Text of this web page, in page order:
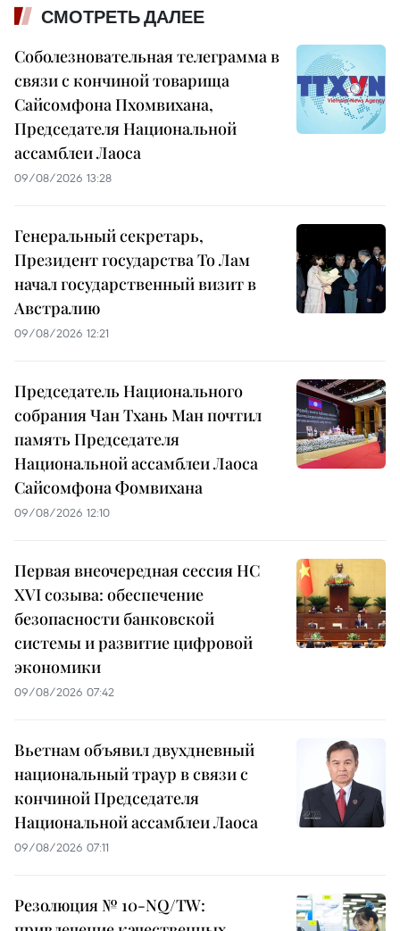
СМОТРЕТЬ ДАЛЕЕ
Соболезновательная телеграмма в
связи с кончиной товарища
Сайсомфона Пхомвихана,
Председателя Национальной
ассамблеи Лаоса
09/08/2026 13:28
Генеральный секретарь,
Президент государства То Лам
начал государственный визит в
Австралию
09/08/2026 12:21
Председатель Национального
собрания Чан Тхань Ман почтил
память Председателя
Национальной ассамблеи Лаоса
Сайсомфона Фомвихана
09/08/2026 12:10
Первая внеочередная сессия НС
XVI созыва: обеспечение
безопасности банковской
системы и развитие цифровой
экономики
09/08/2026 07:42
Вьетнам объявил двухдневный
национальный траур в связи с
кончиной Председателя
Национальной ассамблеи Лаоса
09/08/2026 07:11
Резолюция № 10-NQ/TW: